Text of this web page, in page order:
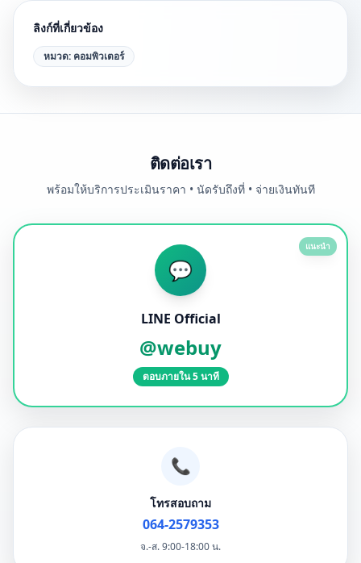
ลิงก์ที่เกี่ยวข้อง
หมวด: คอมพิวเตอร์
ติดต่อเรา
พร้อมให้บริการประเมินราคา • นัดรับถึงที่ • จ่ายเงินทันที
แนะนำ
💬
LINE Official
@webuy
ตอบภายใน 5 นาที
📞
โทรสอบถาม
064-2579353
จ.-ส. 9:00-18:00 น.